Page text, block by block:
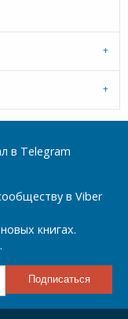
в Telegram
в Viber
книгах.